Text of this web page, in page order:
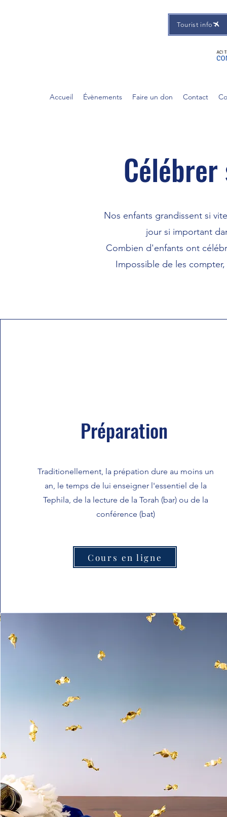
Tourist info
Accueil Évènements Faire un don Contact
Nos enfants grandissent si
jour si important
Combien d'enfants ont
Impossible de les
Préparation
Traditionellement, la prépation dure au moins un
an, le temps de lui enseigner l'essentiel de la
Tephila, de la lecture de la Torah (bar) ou de la
conférence (bat)
Cours en ligne